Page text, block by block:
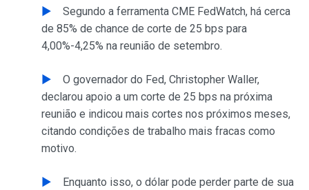
Segundo a ferramenta CME FedWatch, há cerca
de 85% de chance de corte de 25 bps para
4,00%-4,25% na reunião de setembro.
O governador do Fed, Christopher Waller,
declarou apoio a um corte de 25 bps na próxima
reunião e indicou mais cortes nos próximos meses,
citando condições de trabalho mais fracas como
motivo.
Enquanto isso, o dólar pode perder parte de sua